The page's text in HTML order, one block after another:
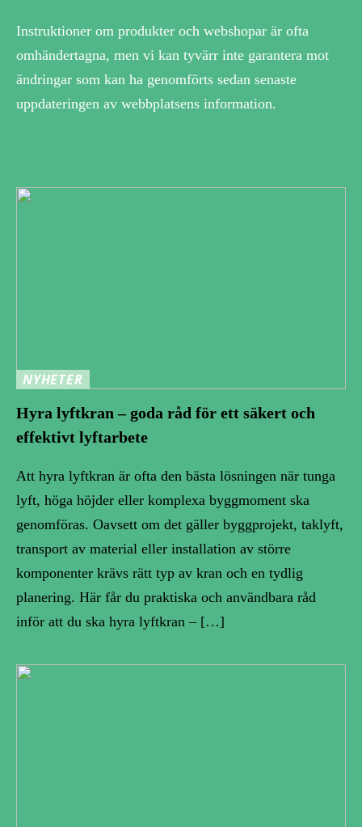
Instruktioner om produkter och webshopar är ofta
omhändertagna, men vi kan tyvärr inte garantera mot
ändringar som kan ha genomförts sedan senaste
uppdateringen av webbplatsens information.
NYHETER
Hyra lyftkran – goda råd för ett säkert och
effektivt lyftarbete
Att hyra lyftkran är ofta den bästa lösningen när tunga
lyft, höga höjder eller komplexa byggmoment ska
genomföras. Oavsett om det gäller byggprojekt, taklyft,
transport av material eller installation av större
komponenter krävs rätt typ av kran och en tydlig
planering. Här får du praktiska och användbara råd
inför att du ska hyra lyftkran – […]